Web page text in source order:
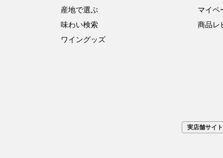
産地で選ぶ
味わい検索
ワイングッズ
マイペ
商品レ
実店舗サイト